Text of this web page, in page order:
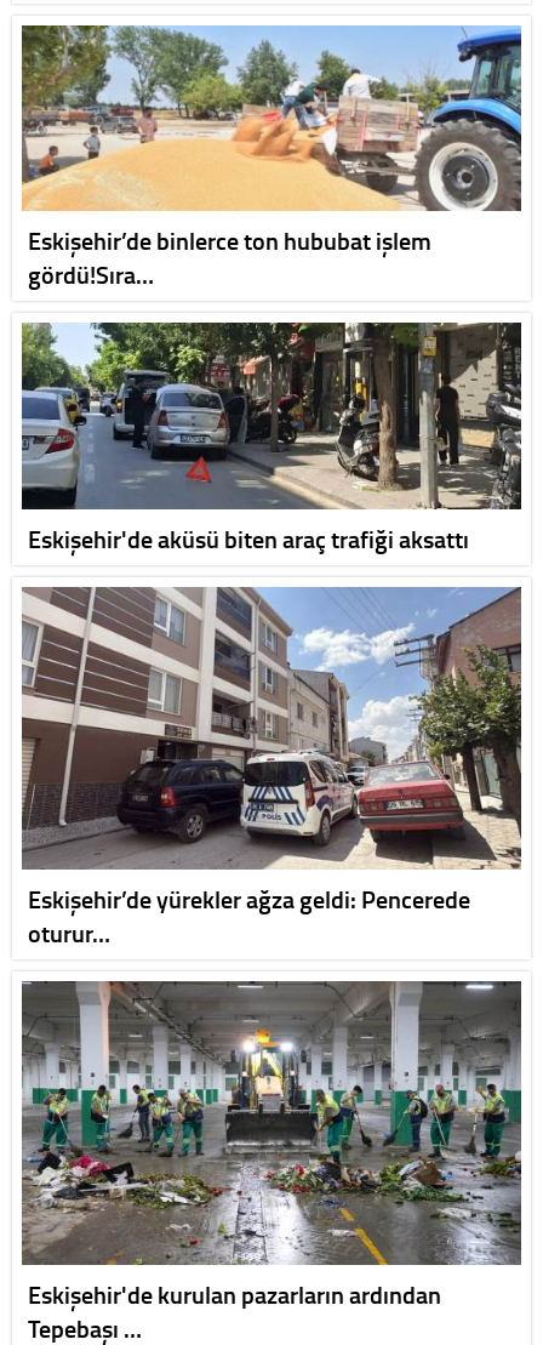
Eskişehir’de binlerce ton hububat işlem
gördü!Sıra…
Eskişehir'de aküsü biten araç trafiği aksattı
Eskişehir’de yürekler ağza geldi: Pencerede
oturur…
Eskişehir'de kurulan pazarların ardından
Tepebaşı …